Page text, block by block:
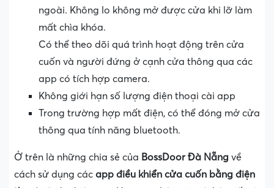
ngoài. Không lo không mở được cửa khi lỡ làm
mất chìa khóa.
Có thể theo dõi quá trình hoạt động trên cửa
cuốn và người đứng ở cạnh cửa thông qua các
app có tích hợp camera.
Không giới hạn số lượng điện thoại cài app
Trong trường hợp mất điện, có thể đóng mở cửa
thông qua tính năng bluetooth.
Ở trên là những chia sẻ của BossDoor Đà Nẵng về
cách sử dụng các app điều khiển cửa cuốn bằng điện